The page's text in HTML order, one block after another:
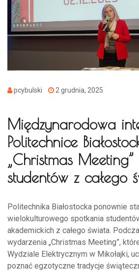
pcybulski 2 grudnia, 2025
Międzynarodowa
Politechnice
„Christmas Meeting”
studentów z całego
Politechnika Białostocka ponownie
wielokulturowego spotkania
akademickich z całego świata.
wydarzenia „Christmas Meeting”,
Wydziale Elektrycznym w Mikołajki,
poznać egzotyczne tradycje